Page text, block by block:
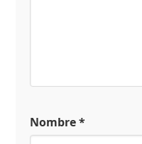
Nombre*